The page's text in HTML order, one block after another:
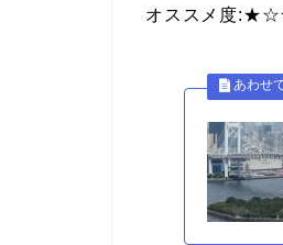
オススメ度